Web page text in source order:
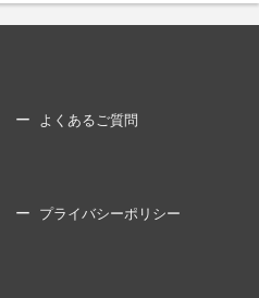
よくあるご質問
プライバシーポリシー